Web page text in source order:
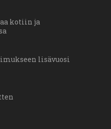
kotiin ja
lisävuosi